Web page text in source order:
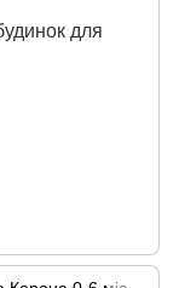
для